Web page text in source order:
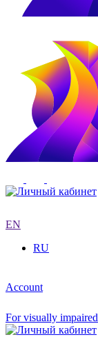
EN
RU
Account
For visually impaired